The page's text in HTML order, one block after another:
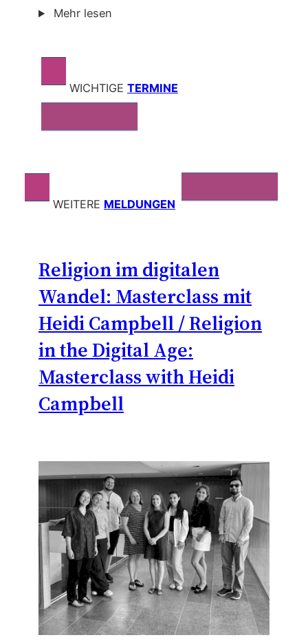
Mehr lesen
WICHTIGE TERMINE
WEITERE MELDUNGEN
Religion im digitalen
Wandel: Masterclass mit
Heidi Campbell / Religion
in the Digital Age:
Masterclass with Heidi
Campbell